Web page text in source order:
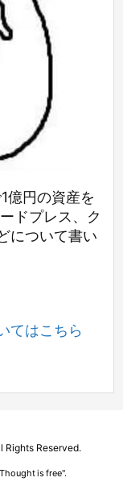
億円の資産を
ドプレス、ク
について書い
てはこちら
Rights Reserved.
Thought is free".